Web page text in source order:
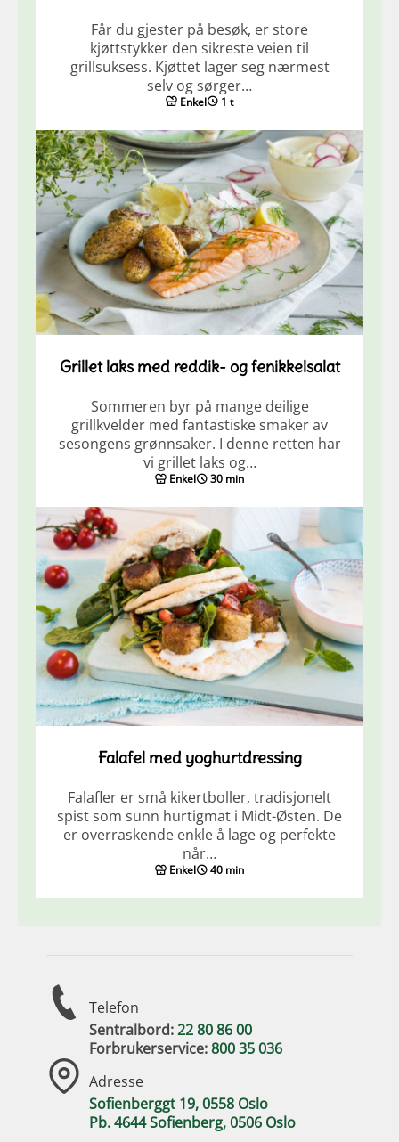
Får du gjester på besøk, er store
kjøttstykker den sikreste veien til
grillsuksess. Kjøttet lager seg nærmest
selv og sørger…
Enkel 1 t
Grillet laks med reddik- og fenikkelsalat
Sommeren byr på mange deilige
grillkvelder med fantastiske smaker av
sesongens grønnsaker. I denne retten har
vi grillet laks og…
Enkel 30 min
Falafel med yoghurtdressing
Falafler er små kikertboller, tradisjonelt
spist som sunn hurtigmat i Midt-Østen. De
er overraskende enkle å lage og perfekte
når…
Enkel 40 min
Telefon
Sentralbord:22 80 86 00
Forbrukerservice:800 35 036
Adresse
Sofienberggt 19, 0558 Oslo
Pb. 4644 Sofienberg, 0506 Oslo